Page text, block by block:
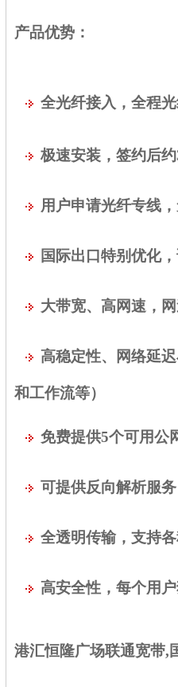
产品优势：
全光纤接入， 全程
极速安装，签约后
用户申请光纤专线
国际出口特别优化
大带宽、高网速 ，
高稳定性、网络延
和工作流等）
免费提供5个可用公
可提供反向解析服
全透明传输，支持
高安全性，每个用
港汇恒隆广场联通宽带,